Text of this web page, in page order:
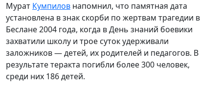
Мурат Кумпилов напомнил, что памятная дата
установлена в знак скорби по жертвам трагедии в
Беслане 2004 года, когда в День знаний боевики
захватили школу и трое суток удерживали
заложников — детей, их родителей и педагогов. В
результате теракта погибли более 300 человек,
среди них 186 детей.